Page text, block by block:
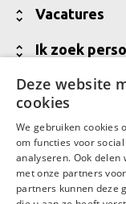
Vacatures
Toon
Alle vacatures
Ik zoek
Toon
Jouw partner
Meld een
Vraag een
Talent in
Over Daaf
Toon
minder
Wij zijn Daaf
Waar Daaf
MVO
Contact
minder
LinkedIn
Deze website
cookies
We gebruiken cookies
om functies voor
analyseren. Ook delen
met onze partners
partners kunnen deze